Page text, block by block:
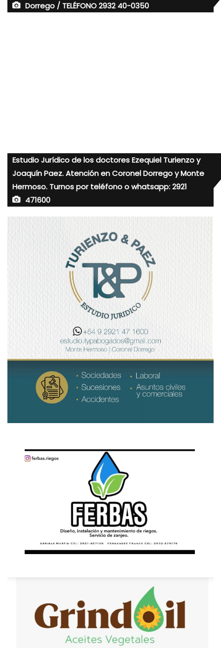
Dorrego / TELÉFONO 2932 40-0350
Estudio Jurídico de los doctores Ezequiel Turienzo y
Joaquín Paez. Atención en Coronel Dorrego y Monte
Hermoso. Turnos por teléfono o whatsapp: 2921
471600